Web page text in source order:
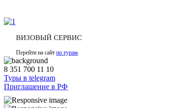
ВИЗОВЫЙ СЕРВИС
Перейти на сайт по турам
8 351 700 11 10
Туры в telegram
Приглашение в РФ